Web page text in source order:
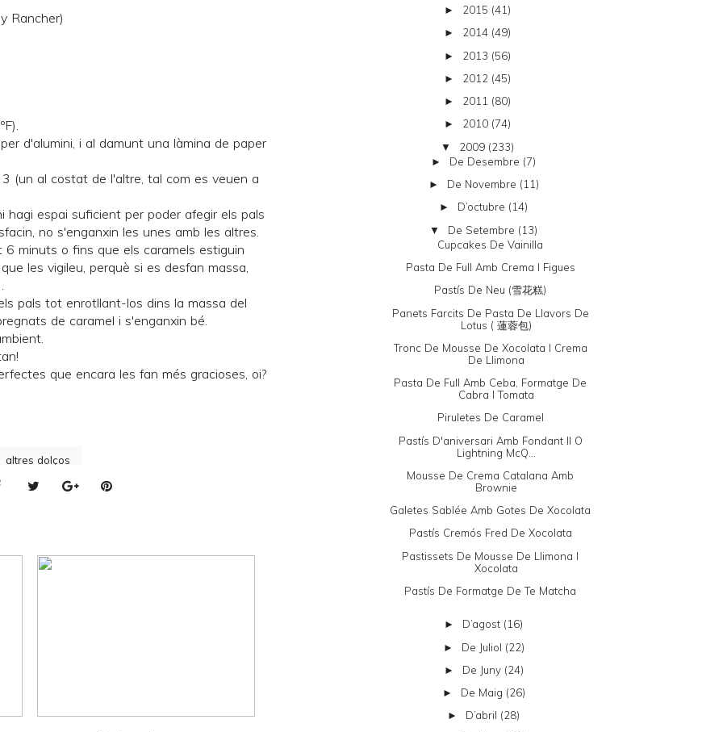
Rancher)
d'alumini, i al damunt una làmina de paper
3 (un al costat de l'altre, tal com es veuen a
hagi espai suficient per poder afegir els pals
no s'enganxin les unes amb les altres.
minuts o fins que els caramels estiguin
les vigileu, perquè si es desfan massa,
pals tot enrotllant-los dins la massa del
de caramel i s'enganxin bé.
que encara les fan més gracioses, oi?
altres dolços
► 2015 (41)
► 2014 (49)
► 2013 (56)
► 2012 (45)
► 2011 (80)
► 2010 (74)
▼ 2009 (233)
► De Desembre (7)
► De Novembre (11)
► D’octubre (14)
▼ De Setembre (13)
Cupcakes De Vainilla
Pasta De Full Amb Crema I Figues
Pastís De Neu (雪花糕)
Panets Farcits De Pasta De Llavors De
Lotus ( 蓮蓉包)
Tronc De Mousse De Xocolata I Crema
De Llimona
Pasta De Full Amb Ceba, Formatge De
Cabra I Tomata
Piruletes De Caramel
Pastís D'aniversari Amb Fondant II O
Lightning McQ...
Mousse De Crema Catalana Amb
Brownie
Galetes Sablée Amb Gotes De Xocolata
Pastís Cremós Fred De Xocolata
Pastissets De Mousse De Llimona I
Xocolata
Pastís De Formatge De Te Matcha
► D’agost (16)
► De Juliol (22)
► De Juny (24)
► De Maig (26)
► D’abril (28)